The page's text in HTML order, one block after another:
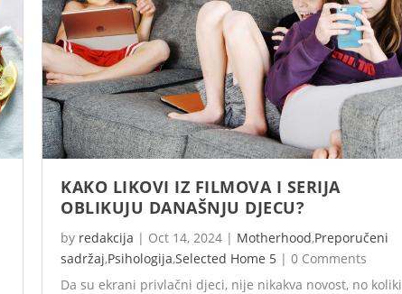
KAKO LIKOVI IZ FILMOVA I SERIJA
OBLIKUJU DANAŠNJU DJECU?
by redakcija | Oct 14, 2024 | Motherhood,Preporučeni
sadržaj,Psihologija,Selected Home 5 | 0 Comments
Da su ekrani privlačni djeci, nije nikakva novost, no koliki